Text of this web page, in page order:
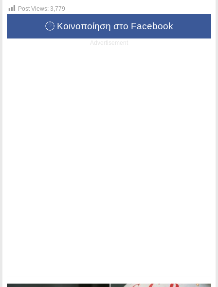
Post Views: 3,779
Κοινοποίηση στο Facebook
Advertisement